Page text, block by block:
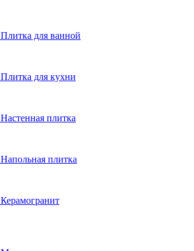
Плитка для ванной
Плитка для кухни
Настенная плитка
Напольная плитка
Керамогранит